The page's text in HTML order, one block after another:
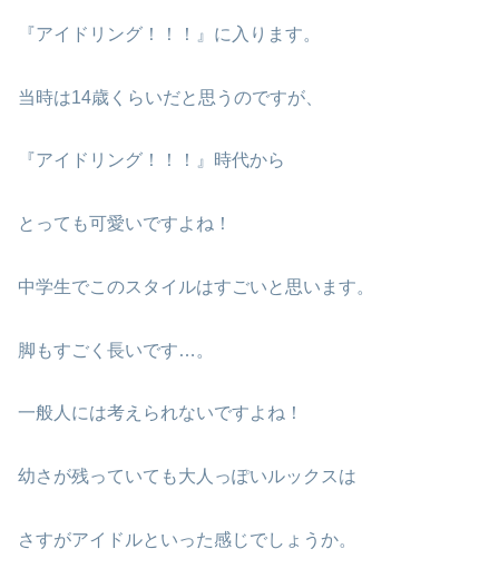
『アイドリング！！！』に入ります。
当時は14歳くらいだと思うのですが、
『アイドリング！！！』時代から
とっても可愛いですよね！
中学生でこのスタイルはすごいと思います。
脚もすごく長いです…。
一般人には考えられないですよね！
幼さが残っていても大人っぽいルックスは
さすがアイドルといった感じでしょうか。